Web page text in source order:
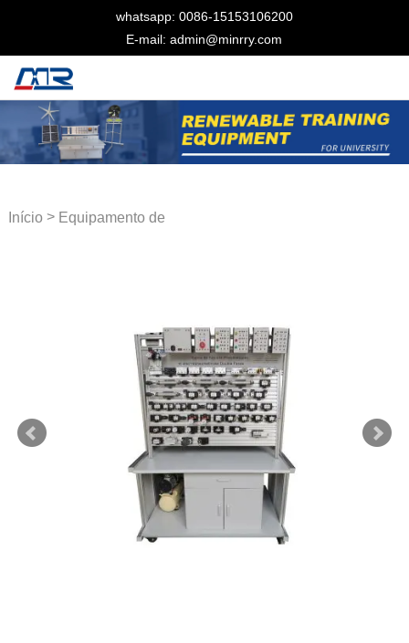
whatsapp: 0086-15153106200
E-mail: admin@minrry.com
Início> Equipamento de